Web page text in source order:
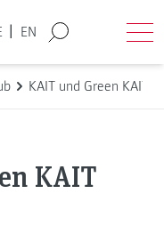
EN
KAIT und Green KAIT
KAIT